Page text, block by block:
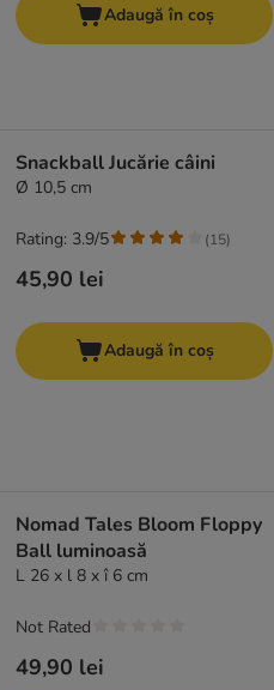
Adaugă în coș
Snackball Jucărie câini
Ø 10,5 cm
45,90 lei
Rating: 3.9/5 (15)
Adaugă în coș
Nomad Tales Bloom Floppy
Ball luminoasă
L 26 x l 8 x î 6 cm
49,90 lei
Not Rated